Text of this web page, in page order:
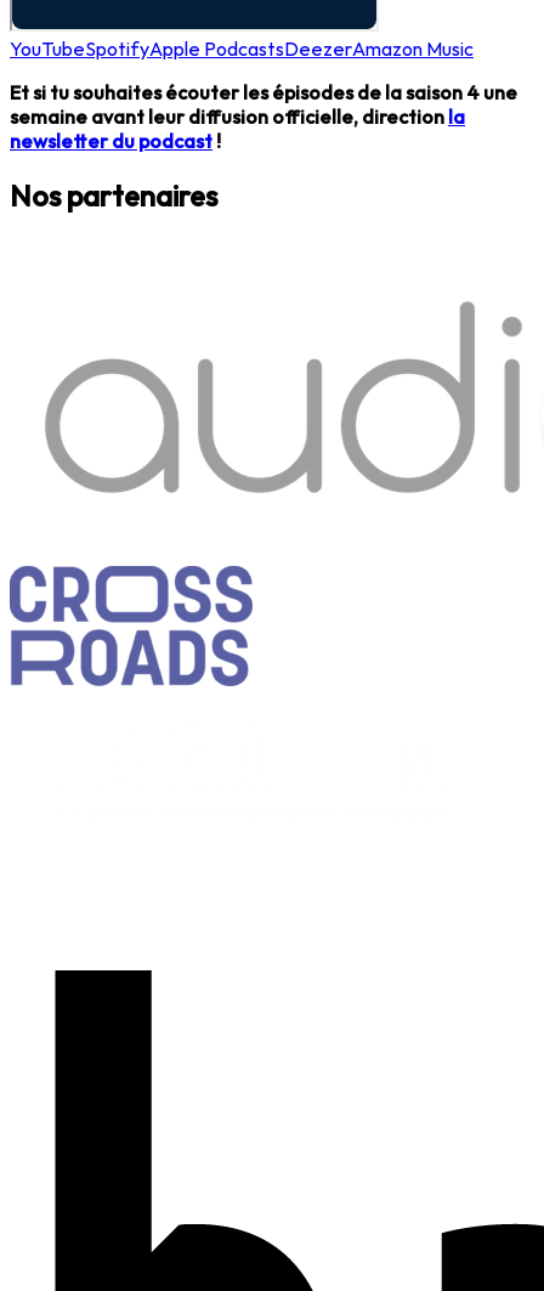
YouTubeSpotifyApple PodcastsDeezerAmazon Music
Et si tu souhaites écouter les épisodes de la saison 4 une
semaine avant leur diffusion officielle, direction la
newsletter du podcast !
Nos partenaires